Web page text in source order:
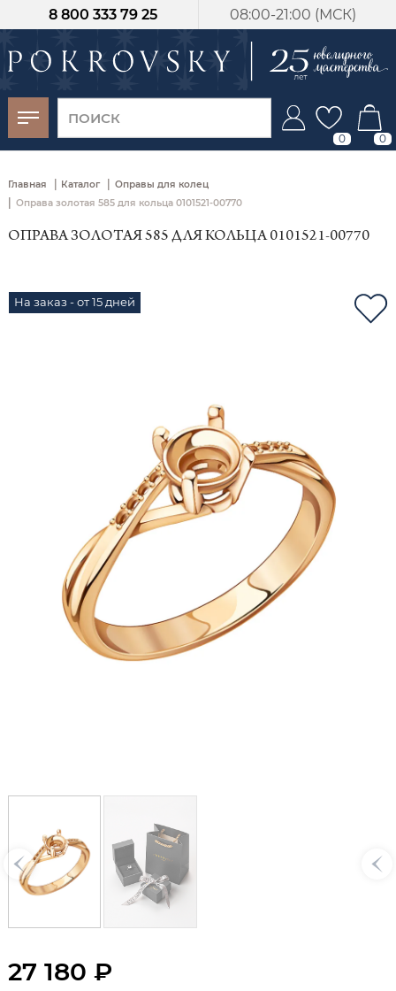
08:00-21:00 (МСК)
8 800 333 79 25
0 0
Главная | Каталог | Оправы для колец
| Оправа золотая 585 для кольца 0101521-00770
ОПРАВА ЗОЛОТАЯ 585 ДЛЯ КОЛЬЦА 0101521-00770
На заказ - от 15 дней
27 180 ₽
-30%
от 15 дней с
момента оплаты